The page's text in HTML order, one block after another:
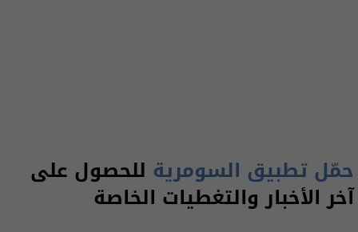
حمّل تطبيق السومرية للحصول على
آخر الأخبار والتغطيات الخاصة